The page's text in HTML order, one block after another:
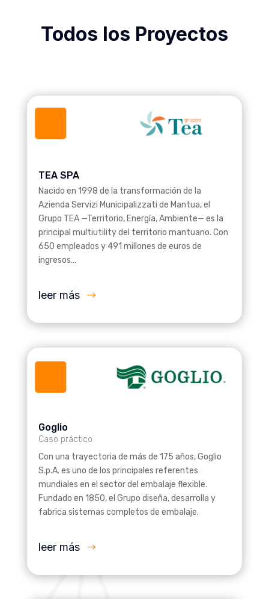
Todos los Proyectos
TEA SPA
Nacido en 1998 de la transformación de la
Azienda Servizi Municipalizzati de Mantua, el
Grupo TEA —Territorio, Energía, Ambiente— es la
principal multiutility del territorio mantuano. Con
650 empleados y 491 millones de euros de
ingresos…
leer más
Goglio
Caso práctico
Con una trayectoria de más de 175 años, Goglio
S.p.A. es uno de los principales referentes
mundiales en el sector del embalaje flexible.
Fundado en 1850, el Grupo diseña, desarrolla y
fabrica sistemas completos de embalaje.
leer más